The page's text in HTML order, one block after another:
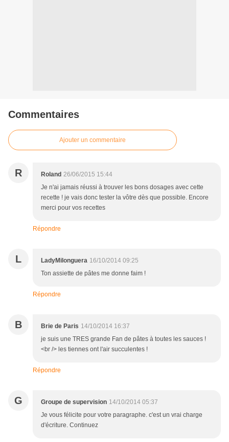
Commentaires
Ajouter un commentaire
R Roland 26/06/2015 15:44
Je n'ai jamais réussi à trouver les bons dosages avec cette
recette ! je vais donc tester la vôtre dès que possible. Encore
merci pour vos recettes
Répondre
L LadyMilonguera 16/10/2014 09:25
Ton assiette de pâtes me donne faim !
Répondre
B Brie de Paris 14/10/2014 16:37
je suis une TRES grande Fan de pâtes à toutes les sauces !
<br /> les tiennes ont l'air succulentes !
Répondre
G Groupe de supervision 14/10/2014 05:37
Je vous félicite pour votre paragraphe. c'est un vrai charge
d'écriture. Continuez